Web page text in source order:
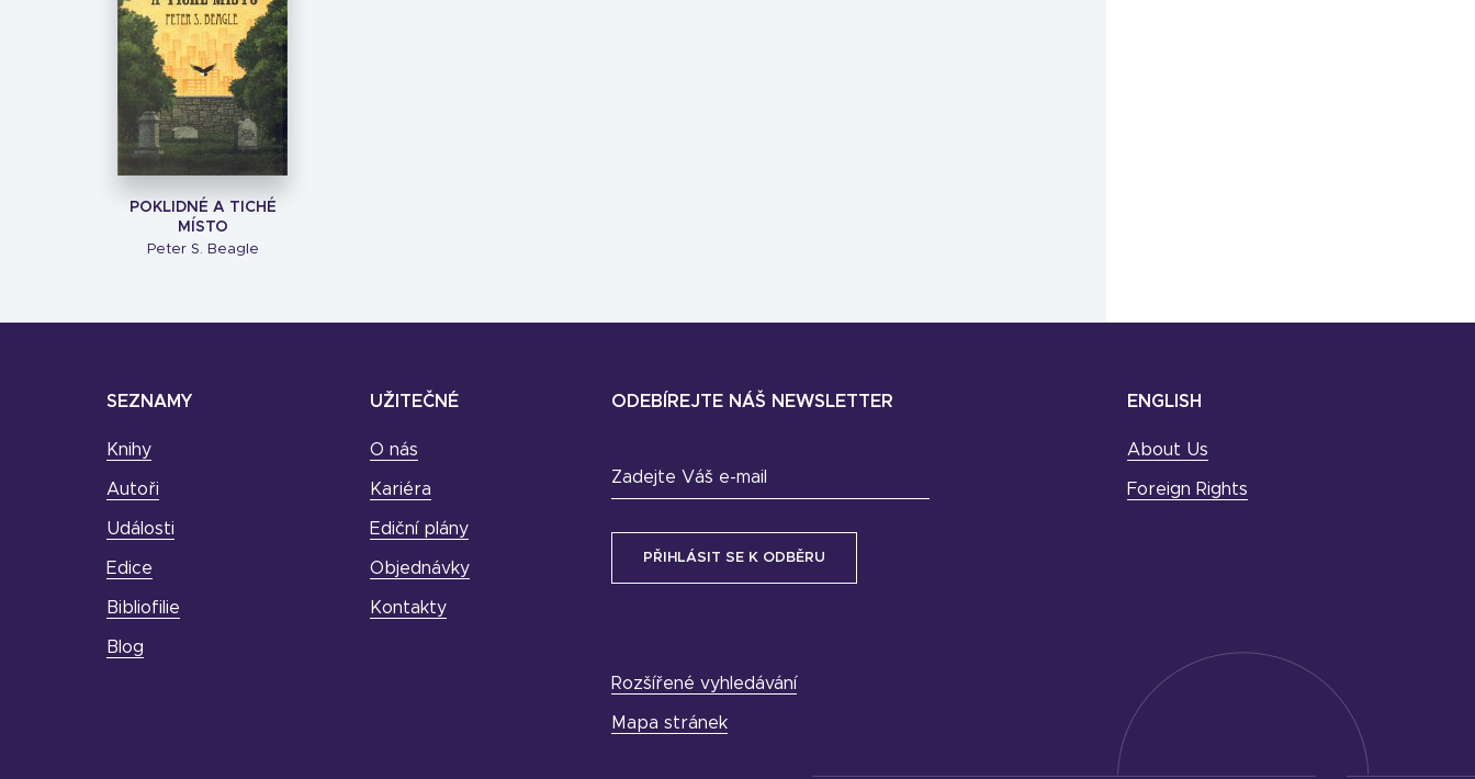
POKLIDNÉ A TICHÉ
MÍSTO
Peter S. Beagle
SEZNAMY
Knihy
Autoři
Události
Edice
Bibliofilie
Blog
UŽITEČNÉ
O nás
Kariéra
Ediční plány
Objednávky
Kontakty
ODEBÍREJTE NÁŠ NEWSLETTER
Zadejte Váš e-mail
Rozšířené vyhledávání
Mapa stránek
ENGLISH
About Us
Foreign Rights